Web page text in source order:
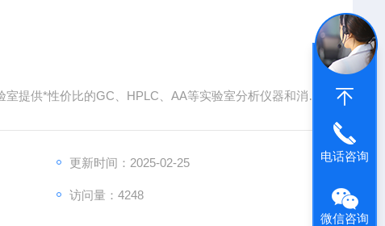
提供*性价比的GC、HPLC、AA等实验室分析仪器和消耗
维修和技术咨询为一体的专业化科技公司。
更新时间：2025-02-25
访问量：4248
电话咨询
微信咨询